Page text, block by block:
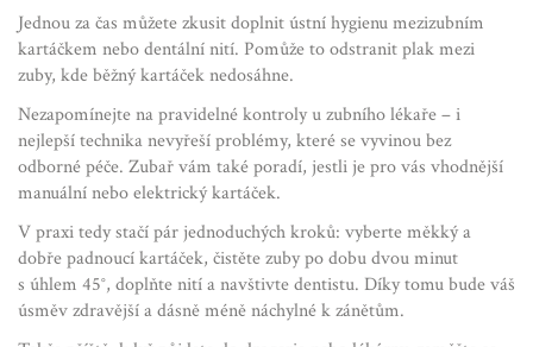
Jednou za čas můžete zkusit doplnit ústní hygienu mezizubním
kartáčkem nebo dentální nití. Pomůže to odstranit plak mezi
zuby, kde běžný kartáček nedosáhne.
Nezapomínejte na pravidelné kontroly u zubního lékaře – i
nejlepší technika nevyřeší problémy, které se vyvinou bez
odborné péče. Zubař vám také poradí, jestli je pro vás vhodnější
manuální nebo elektrický kartáček.
V praxi tedy stačí pár jednoduchých kroků: vyberte měkký a
dobře padnoucí kartáček, čistěte zuby po dobu dvou minut
s úhlem 45°, doplňte nití a navštivte dentistu. Díky tomu bude váš
úsměv zdravější a dásně méně náchylné k zánětům.